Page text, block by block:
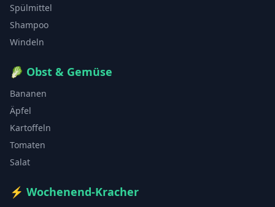
Spülmittel
Shampoo
Windeln
🥬 Obst & Gemüse
Bananen
Äpfel
Kartoffeln
Tomaten
Salat
⚡ Wochenend-Kracher